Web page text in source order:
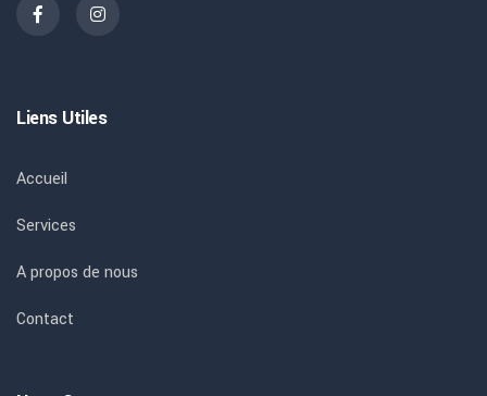
Liens Utiles
Accueil
Services
A propos de nous
Contact